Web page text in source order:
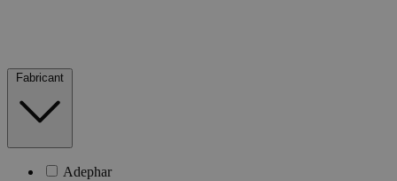
Fabricant
Adephar